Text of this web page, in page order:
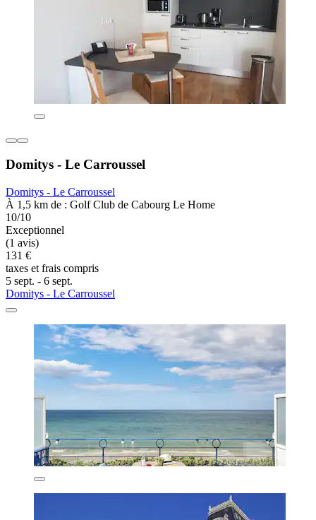
Domitys - Le Carroussel
Domitys - Le Carroussel
À 1,5 km de : Golf Club de Cabourg Le Home
10/10
Exceptionnel
(1 avis)
131 €
taxes et frais compris
5 sept. - 6 sept.
Domitys - Le Carroussel